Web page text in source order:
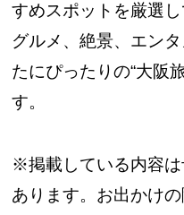
すめスポットを厳選し
グルメ、絶景、エン
たにぴったりの“大阪
す。
※掲載している内容
あります。お出かけ